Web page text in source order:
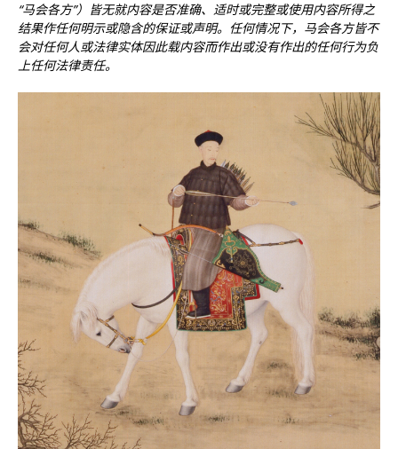
“马会各方”）皆无就内容是否准确、适时或完整或使用内容所得之
结果作任何明示或隐含的保证或声明。任何情况下，马会各方皆不
会对任何人或法律实体因此载内容而作出或没有作出的任何行为负
上任何法律责任。